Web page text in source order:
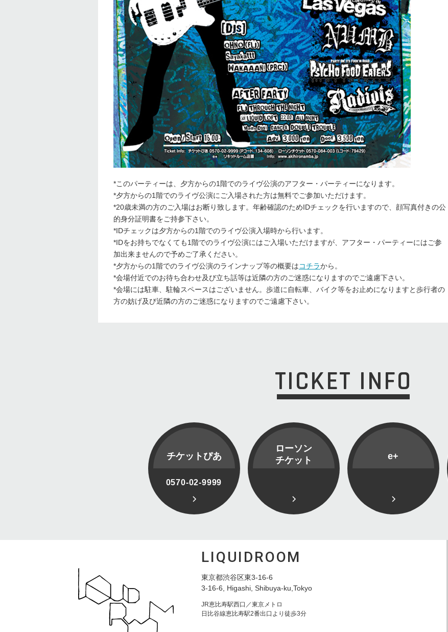
*このパーティーは、夕方からの1階でのライヴ公演のアフター・パーティーになります。
*夕方からの1階でのライヴ公演にご入場された方は無料でご参加いただけます。
*20歳未満の方のご入場はお断り致します。年齢確認のためIDチェックを行いますので、顔写真付きの公
的身分証明書をご持参下さい。
*IDチェックは夕方からの1階でのライヴ公演入場時から行います。
*IDをお持ちでなくても1階でのライヴ公演にはご入場いただけますが、アフター・パーティーにはご参
加出来ませんので予めご了承ください。
*夕方からの1階でのライヴ公演のラインナップ等の概要はコチラから。
*会場付近でのお待ち合わせ及び立ち話等は近隣の方のご迷惑になりますのでご遠慮下さい。
*会場には駐車、駐輪スペースはございません。歩道に自転車、バイク等をお止めになりますと歩行者の
方の妨げ及び近隣の方のご迷惑になりますのでご遠慮下さい。
TICKET INFO
チケットぴあ
0570-02-9999
ローソン
チケット
e+
LIQUIDROOM
東京都渋谷区東3-16-6
3-16-6, Higashi, Shibuya-ku,Tokyo
JR恵比寿駅西口／東京メトロ
日比谷線恵比寿駅2番出口より徒歩3分